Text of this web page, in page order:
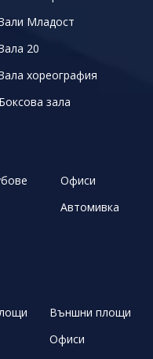
Младост
20
хореография
Боксова зала
Офиси
Автомивка
Външни площи
Офиси